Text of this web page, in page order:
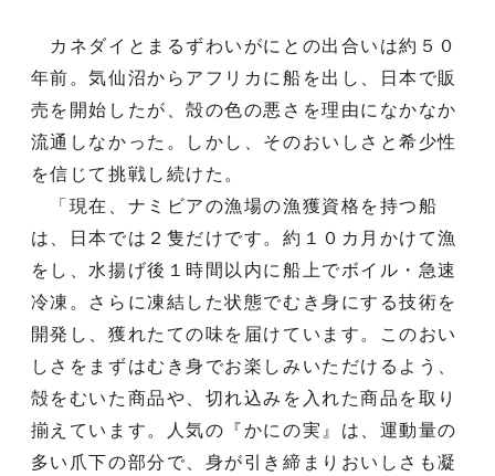
カネダイとまるずわいがにとの出合いは約５０
年前。気仙沼からアフリカに船を出し、日本で販
売を開始したが、殻の色の悪さを理由になかなか
流通しなかった。しかし、そのおいしさと希少性
を信じて挑戦し続けた。
「現在、ナミビアの漁場の漁獲資格を持つ船
は、日本では２隻だけです。約１０カ月かけて漁
をし、水揚げ後１時間以内に船上でボイル・急速
冷凍。さらに凍結した状態でむき身にする技術を
開発し、獲れたての味を届けています。このおい
しさをまずはむき身でお楽しみいただけるよう、
殻をむいた商品や、切れ込みを入れた商品を取り
揃えています。人気の『かにの実』は、運動量の
多い爪下の部分で、身が引き締まりおいしさも凝